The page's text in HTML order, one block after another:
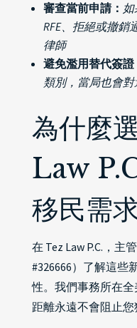
審查當前申請：
RFE、拒絕或撤銷
律師
避免濫用替代簽證
類別，當局也會
為什麼
Law
移民需
在 Tez Law P.C.，主
#326666）了解這些
性。我們事務所在
距離永遠不會阻止您